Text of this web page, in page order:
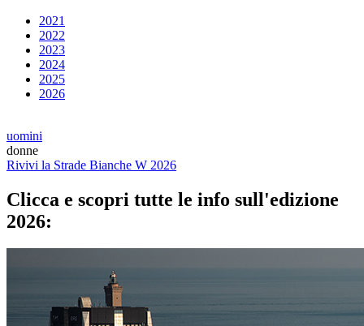
2021
2022
2023
2024
2025
2026
uomini
donne
Rivivi la Strade Bianche W 2026
Clicca e scopri tutte le info sull'edizione
2026: